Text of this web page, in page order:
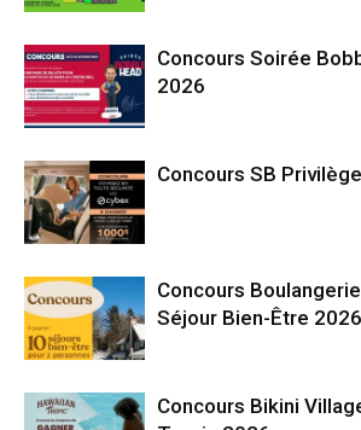
Concours Soirée
2026
Concours SB
Concours
Séjour Bien-Être 2026
Concours Bikini